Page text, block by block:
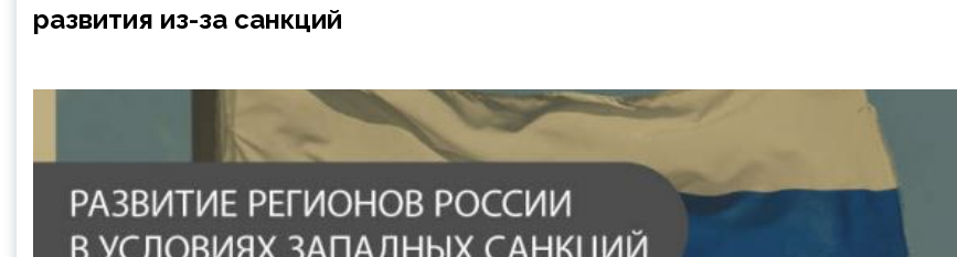
развития из-за санкций